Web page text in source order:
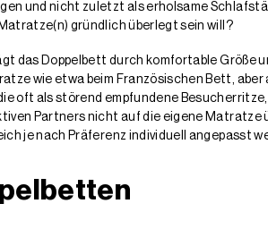
und nicht zuletzt als erholsame
gründlich überlegt sein will?
das Doppelbett durch komfortable Größe
wie etwa beim Französischen Bett,
oft als störend empfundene
Partners nicht auf die eigene Matratze
je nach Präferenz individuell angepasst